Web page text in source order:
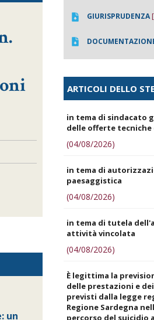
un
GIURISPRUDENZA
ARTICOLI DELLO
in tema di sindacato
delle offerte tecniche
(04/08/2026)
in tema di
paesaggistica
(04/08/2026)
in tema di tutela
attività vincolata
(04/08/2026)
È legittima la
delle prestazioni e
previsti dalla legge
Regione Sardegna
percorso del suicidio